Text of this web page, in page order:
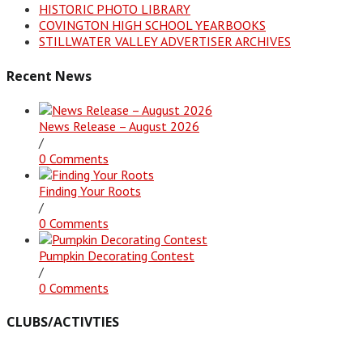
HISTORIC PHOTO LIBRARY
COVINGTON HIGH SCHOOL YEARBOOKS
STILLWATER VALLEY ADVERTISER ARCHIVES
Recent News
News Release – August 2026
/
0 Comments
Finding Your Roots
/
0 Comments
Pumpkin Decorating Contest
/
0 Comments
CLUBS/ACTIVTIES